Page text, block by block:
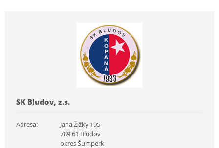
SK Bludov, z.s.
Adresa:
Jana Žižky 195
789 61 Bludov
okres Šumperk